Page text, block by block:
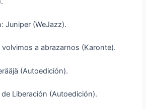
Juniper (WeJazz).
volvimos a abrazarnos (Karonte).
(Autoedición).
Liberación (Autoedición).